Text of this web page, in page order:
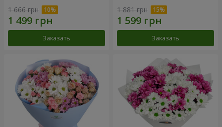
1 666 грн
Заказать
1 881 грн
Заказать